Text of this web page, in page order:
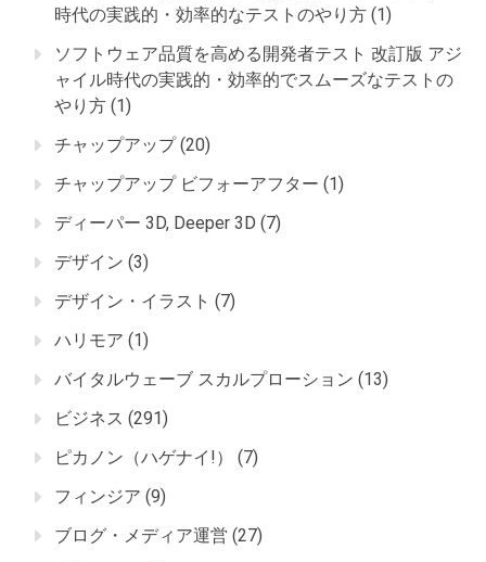
時代の実践的・効率的なテストのやり方 (1)
ソフトウェア品質を高める開発者テスト 改訂版 アジ
ャイル時代の実践的・効率的でスムーズなテストの
やり方 (1)
チャップアップ(20)
チャップアップ ビフォーアフター (1)
ディーパー 3D, Deeper 3D (7)
デザイン (3)
デザイン・イラスト (7)
ハリモア (1)
バイタルウェーブ スカルプローション (13)
ビジネス (291)
ピカノン（ハゲナイ!）
(7)
フィンジア (9)
ブログ・メディア運営 (27)